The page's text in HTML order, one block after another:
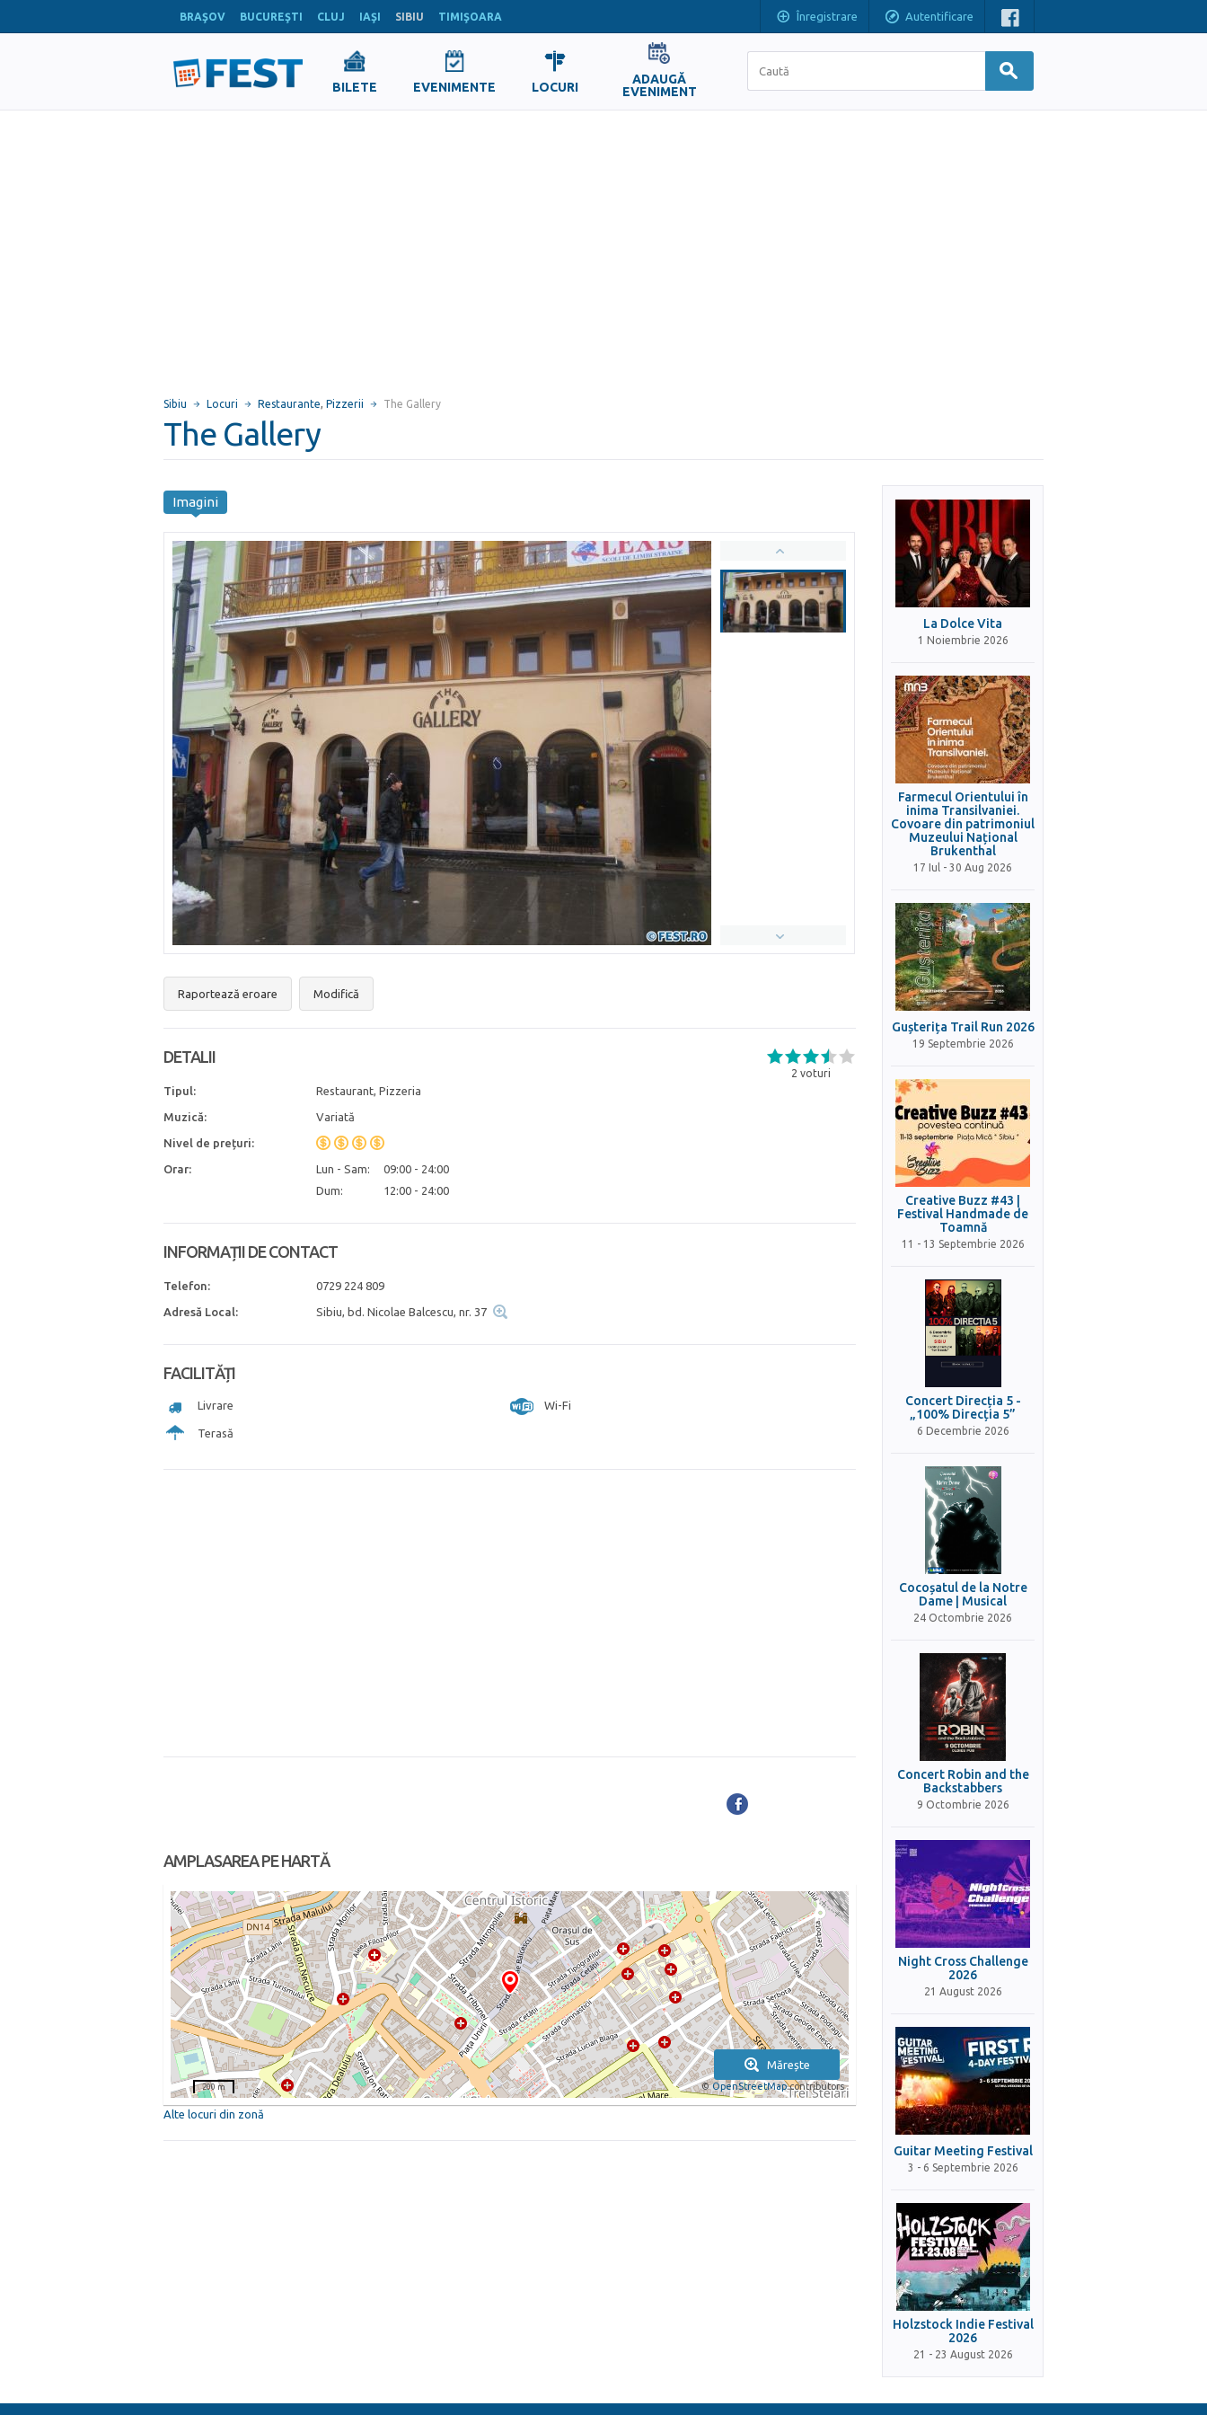
BRAŞOV BUCUREŞTI CLUJ IAŞI SIBIU TIMIŞOARA Înregistrare Autentificare
BILETE EVENIMENTE LOCURI
ADAUGĂ
EVENIMENT
Sibiu Locuri Restaurante, Pizzerii The Gallery
The Gallery
Imagini
Raportează eroare Modifică
2 voturi
DETALII
Tipul: Restaurant, Pizzeria
Muzică: Variată
Nivel de prețuri:
Orar: Lun - Sam:
09:00 - 24:00
Dum:
12:00 - 24:00
INFORMAȚII DE CONTACT
Telefon: 0729 224 809
Adresă Local: Sibiu, bd. Nicolae Balcescu, nr. 37
FACILITĂȚI
Livrare Wi-Fi
Terasă
AMPLASAREA PE HARTĂ
Mărește
©OpenStreetMapcontributors
200 m
Alte locuri din zonă
La Dolce Vita
1 Noiembrie 2026
Farmecul Orientului în
inima Transilvaniei.
Covoare din patrimoniul
Muzeului Național
Brukenthal
17 Iul - 30 Aug 2026
Gușterița Trail Run 2026
19 Septembrie 2026
Creative Buzz #43 |
Festival Handmade de
Toamnă
11 - 13 Septembrie 2026
Concert Direcția 5 -
„100% Direcția 5”
6 Decembrie 2026
Cocoșatul de la Notre
Dame | Musical
24 Octombrie 2026
Concert Robin and the
Backstabbers
9 Octombrie 2026
Night Cross Challenge
2026
21 August 2026
Guitar Meeting Festival
3 - 6 Septembrie 2026
Holzstock Indie Festival
2026
21 - 23 August 2026